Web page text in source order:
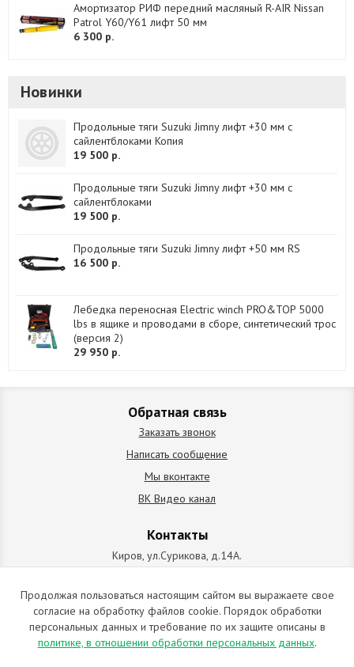
Амортизатор РИФ передний масляный R-AIR Nissan
Patrol Y60/Y61 лифт 50 мм
6 300 р.
Новинки
Продольные тяги Suzuki Jimny лифт +30 мм с
сайлентблоками Копия
19 500 р.
Продольные тяги Suzuki Jimny лифт +30 мм с
сайлентблоками
19 500 р.
Продольные тяги Suzuki Jimny лифт +50 мм RS
16 500 р.
Лебедка переносная Electric winch PRO&TOP 5000
lbs в ящике и проводами в сборе, синтетический трос
(версия 2)
29 950 р.
Обратная связь
Заказать звонок
Написать сообщение
Мы вконтакте
ВК Видео канал
Контакты
Киров, ул.Сурикова, д.14А.
схема проезда
+7 (912) 827-92-55
ИП Позолотин Евгений Валерьевич
ИНН 434537218055 / ОГРН ИП 309434505600123 от 25.02.2009
Продолжая пользоваться настоящим сайтом вы выражаете свое
согласие на обработку файлов cookie. Порядок обработки
персональных данных и требование по их защите описаны в
политике, в отношении обработки персональных данных.